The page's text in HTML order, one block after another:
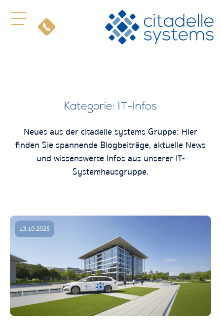
Kategorie: IT-Infos
Neues aus der citadelle systems Gruppe: Hier
finden Sie spannende Blogbeiträge, aktuelle News
und wissenswerte Infos aus unserer IT-
Systemhausgruppe.
13.10.2025